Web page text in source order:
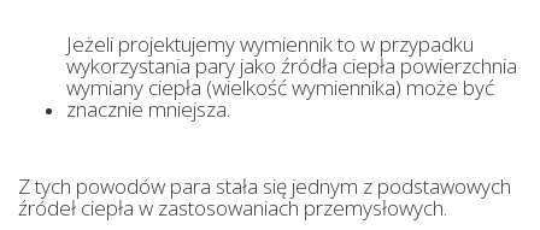
Jeżeli projektujemy wymiennik to w przypadku
wykorzystania pary jako źródła ciepła powierzchnia
wymiany ciepła (wielkość wymiennika) może być
znacznie mniejsza.
Z tych powodów para stała się jednym z podstawowych
źródeł ciepła w zastosowaniach przemysłowych.